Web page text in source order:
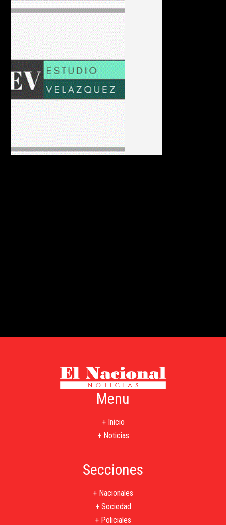
Menu
+ Inicio
+ Noticias
Secciones
+ Nacionales
+ Sociedad
+ Policiales